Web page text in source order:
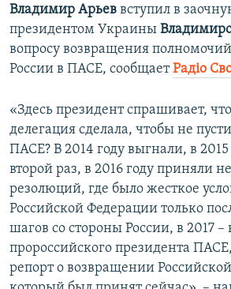
Владимир Арьев вступил в
президентом Украины
вопросу возвращения
России в ПАСЕ, сообщаетРадіо
«Здесь президент спрашивает,
делегация сделала, чтобы не
ПАСЕ? В 2014 году выгнали, в
второй раз, в 2016 году приняли
резолюций, где было жесткое
Российской Федерации только
шагов со стороны России, в 2017
пророссийского президента
репорт о возвращении